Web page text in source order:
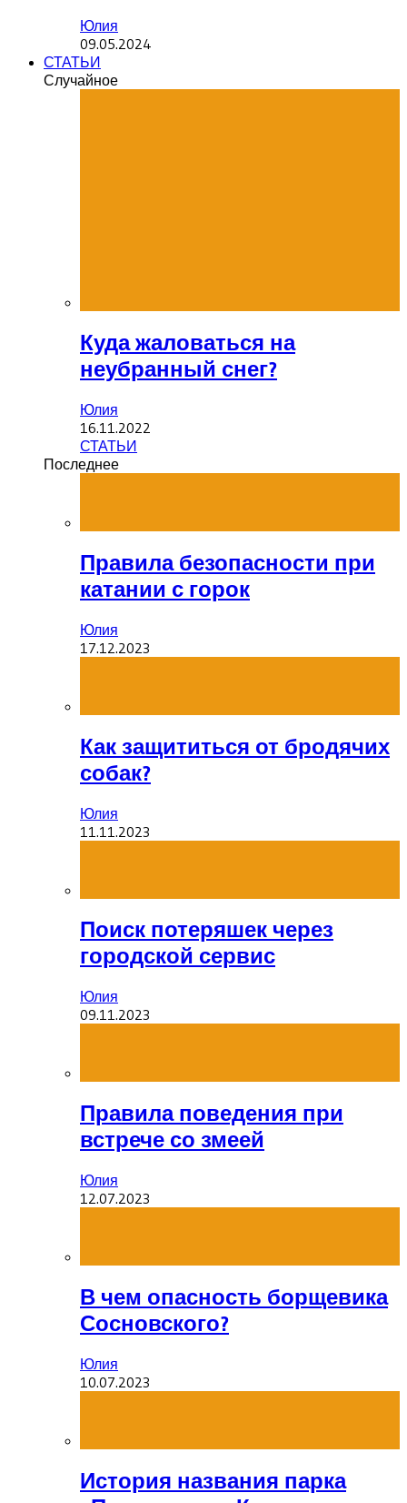
Юлия
09.05.2024
СТАТЬИ
Случайное
Куда жаловаться на
неубранный снег?
Юлия
16.11.2022
СТАТЬИ
Последнее
Правила безопасности при
катании с горок
Юлия
17.12.2023
Как защититься от бродячих
собак?
Юлия
11.11.2023
Поиск потеряшек через
городской сервис
Юлия
09.11.2023
Правила поведения при
встрече со змеей
Юлия
12.07.2023
В чем опасность борщевика
Сосновского?
Юлия
10.07.2023
История названия парка